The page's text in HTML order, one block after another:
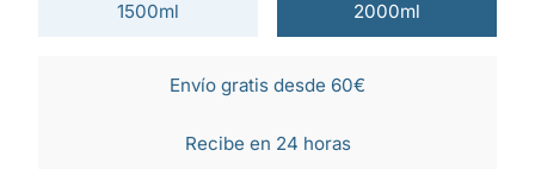
1500ml 2000ml
Envío gratis desde 60€
Recibe en 24 horas